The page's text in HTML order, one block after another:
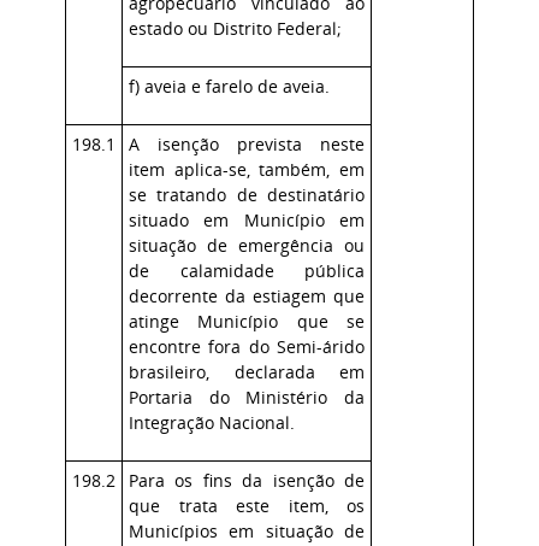
estado ou Distrito Federal;
f) aveia e farelo de aveia.
198.1
A isenção prevista neste
item aplica-se, também, em
se tratando de destinatário
situado em Município em
situação de emergência ou
de calamidade pública
decorrente da estiagem que
atinge Município que se
encontre fora do Semi-árido
brasileiro, declarada em
Portaria do Ministério da
Integração Nacional.
198.2
Para os fins da isenção de
que trata este item, os
Municípios em situação de